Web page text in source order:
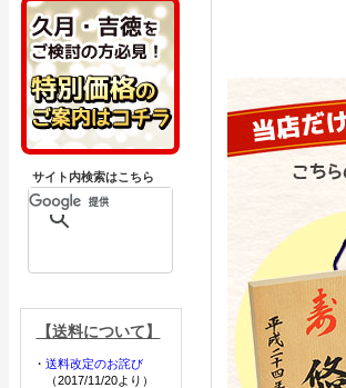
サイト内検索はこちら
【送料について】
・ 送料改定のお詫び
（2017/11/20より）